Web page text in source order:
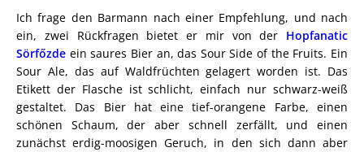
Ich frage den Barmann nach einer Empfehlung, und nach
ein, zwei Rückfragen bietet er mir von der Hopfanatic
Sörfőzde ein saures Bier an, das Sour Side of the Fruits. Ein
Sour Ale, das auf Waldfrüchten gelagert worden ist. Das
Etikett der Flasche ist schlicht, einfach nur schwarz-weiß
gestaltet. Das Bier hat eine tief-orangene Farbe, einen
schönen Schaum, der aber schnell zerfällt, und einen
zunächst erdig-moosigen Geruch, in den sich dann aber